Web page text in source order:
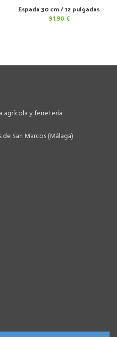
Espada 30 cm / 12 pulgadas
91.90 €
agrícola y ferretería
de San Marcos (Málaga)